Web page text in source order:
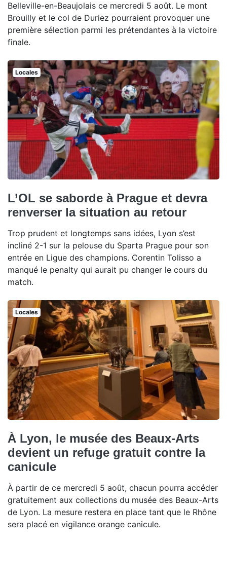
Belleville-en-Beaujolais ce mercredi 5 août. Le mont
Brouilly et le col de Duriez pourraient provoquer une
première sélection parmi les prétendantes à la victoire
finale.
Locales
L’OL se saborde à Prague et devra
renverser la situation au retour
Trop prudent et longtemps sans idées, Lyon s’est
incliné 2-1 sur la pelouse du Sparta Prague pour son
entrée en Ligue des champions. Corentin Tolisso a
manqué le penalty qui aurait pu changer le cours du
match.
Locales
À Lyon, le musée des Beaux-Arts
devient un refuge gratuit contre la
canicule
À partir de ce mercredi 5 août, chacun pourra accéder
gratuitement aux collections du musée des Beaux-Arts
de Lyon. La mesure restera en place tant que le Rhône
sera placé en vigilance orange canicule.